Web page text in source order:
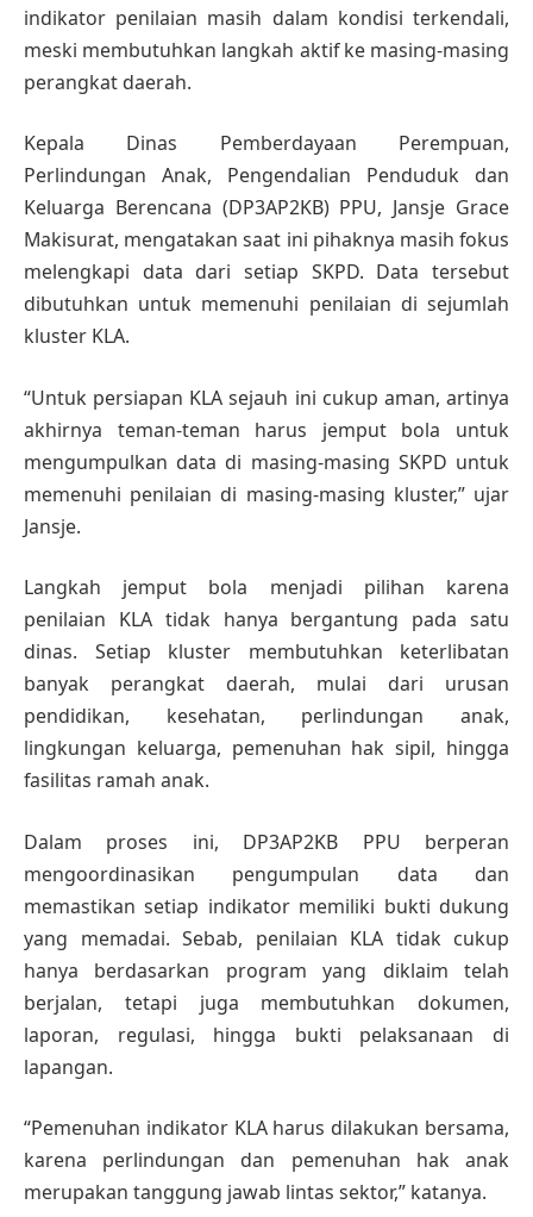
indikator penilaian masih dalam kondisi terkendali,
meski membutuhkan langkah aktif ke masing-masing
perangkat daerah.
Kepala Dinas Pemberdayaan Perempuan,
Perlindungan Anak, Pengendalian Penduduk dan
Keluarga Berencana (DP3AP2KB) PPU, Jansje Grace
Makisurat, mengatakan saat ini pihaknya masih fokus
melengkapi data dari setiap SKPD. Data tersebut
dibutuhkan untuk memenuhi penilaian di sejumlah
kluster KLA.
“Untuk persiapan KLA sejauh ini cukup aman, artinya
akhirnya teman-teman harus jemput bola untuk
mengumpulkan data di masing-masing SKPD untuk
memenuhi penilaian di masing-masing kluster,” ujar
Jansje.
Langkah jemput bola menjadi pilihan karena
penilaian KLA tidak hanya bergantung pada satu
dinas. Setiap kluster membutuhkan keterlibatan
banyak perangkat daerah, mulai dari urusan
pendidikan, kesehatan, perlindungan anak,
lingkungan keluarga, pemenuhan hak sipil, hingga
fasilitas ramah anak.
Dalam proses ini, DP3AP2KB PPU berperan
mengoordinasikan pengumpulan data dan
memastikan setiap indikator memiliki bukti dukung
yang memadai. Sebab, penilaian KLA tidak cukup
hanya berdasarkan program yang diklaim telah
berjalan, tetapi juga membutuhkan dokumen,
laporan, regulasi, hingga bukti pelaksanaan di
lapangan.
“Pemenuhan indikator KLA harus dilakukan bersama,
karena perlindungan dan pemenuhan hak anak
merupakan tanggung jawab lintas sektor,” katanya.